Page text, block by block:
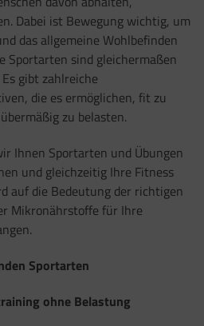
Dabei ist Bewegung wichtig, um
das allgemeine Wohlbefinden
Sportarten sind gleichermaßen
gibt zahlreiche
die es ermöglichen, fit zu
zu belasten.
Ihnen Sportarten und Übungen
und gleichzeitig Ihre Fitness
auf die Bedeutung der richtigen
Mikronährstoffe für Ihre
Sportarten
ohne Belastung